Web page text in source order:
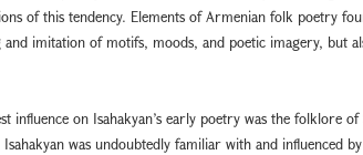
of this tendency. Elements of Armenian folk poetry
imitation of motifs, moods, and poetic imagery, but
influence on Isahakyan’s early poetry was the folklore
was undoubtedly familiar with and influenced